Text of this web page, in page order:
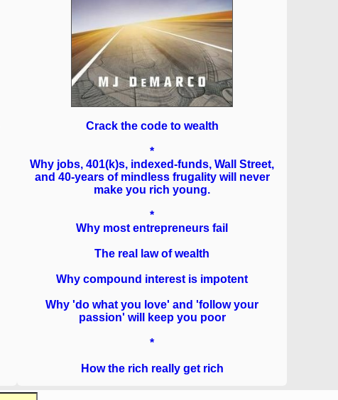
Crack the code to wealth
*
Why jobs, 401(k)s, indexed-funds, Wall Street,
and 40-years of mindless frugality will never
make you rich young.
*
Why most entrepreneurs fail
The real law of wealth
Why compound interest is impotent
Why 'do what you love' and 'follow your
passion' will keep you poor
*
How the rich really get rich